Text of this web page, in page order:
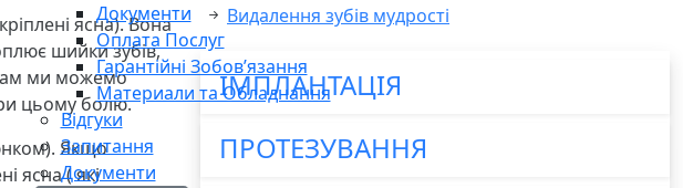
Документи
Оплата Послуг
Гарантійні Зобов’язання
Материали та Обладнання
Відгуки
Запитання
Документи
ясна). Вона
шийки зубів,
ми можемо
цьому болю.
Якщо
ясна ( які
Видалення зубів мудрості
ІМПЛАНТАЦІЯ
ПРОТЕЗУВАННЯ